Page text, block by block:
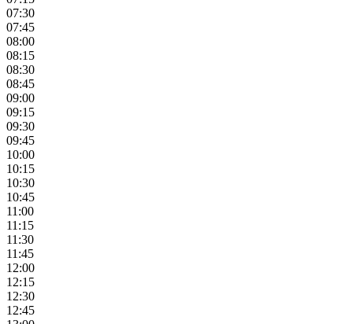
07:30
07:45
08:00
08:15
08:30
08:45
09:00
09:15
09:30
09:45
10:00
10:15
10:30
10:45
11:00
11:15
11:30
11:45
12:00
12:15
12:30
12:45